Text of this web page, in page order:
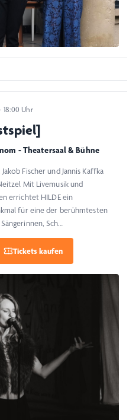
18:00 Uhr
- Theatersaal & Bühne
Fischer und Jannis Kaffka
Mit Livemusik und
errichtet HILDE ein
für eine der berühmtesten
Sch…